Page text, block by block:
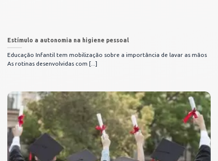
Estímulo a autonomia na higiene pessoal
Educação Infantil tem mobilização sobre a importância de lavar as mãos
As rotinas desenvolvidas com [...]